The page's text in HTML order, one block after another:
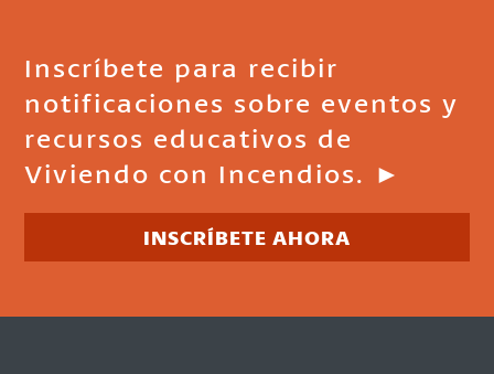
Inscríbete para recibir
notificaciones sobre eventos y
recursos educativos de
Viviendo con Incendios. ►
INSCRÍBETE AHORA